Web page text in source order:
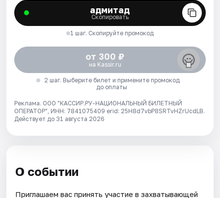
адмитад
Скопировать
1 шаг. Скопируйте промокод
от 300 ₽
на Kassir.ru
2 шаг. Выберите билет и примените промокод
до оплаты
Реклама. ООО "КАССИР.РУ-НАЦИОНАЛЬНЫЙ БИЛЕТНЫЙ
ОПЕРАТОР", ИНН: 7841075409 erid: 25H8d7vbP8SRTvHZrUcdLB.
Действует до 31 августа 2026
О событии
Приглашаем вас принять участие в захватывающей